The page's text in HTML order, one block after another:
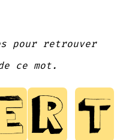
pour retrouver
ce mot.